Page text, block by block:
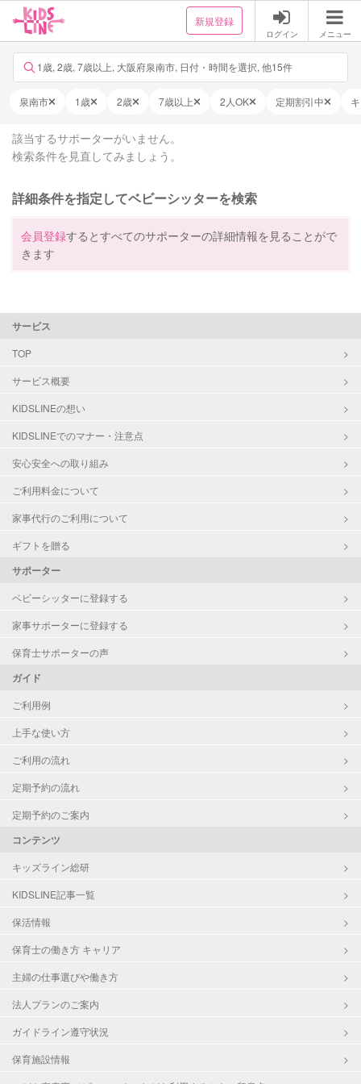
新規登録
ログイン メニュー
1歳, 2歳, 7歳以上, 大阪府泉南市, 日付・時間を選択, 他15件
泉南市 1歳 2歳 7歳以上 2人OK 定期割引中
該当するサポーターがいません。
検索条件を見直してみましょう。
詳細条件を指定してベビーシッターを検索
会員登録するとすべてのサポーターの詳細情報を見ることがで
きます
サービス
TOP
サービス概要
KIDSLINEの想い
KIDSLINEでのマナー・注意点
安心安全への取り組み
ご利用料金について
家事代行のご利用について
ギフトを贈る
サポーター
ベビーシッターに登録する
家事サポーターに登録する
保育士サポーターの声
ガイド
ご利用例
上手な使い方
ご利用の流れ
定期予約の流れ
定期予約のご案内
コンテンツ
キッズライン総研
KIDSLINE記事一覧
保活情報
保育士の働き方 キャリア
主婦の仕事選びや働き方
法人プランのご案内
ガイドライン遵守状況
保育施設情報